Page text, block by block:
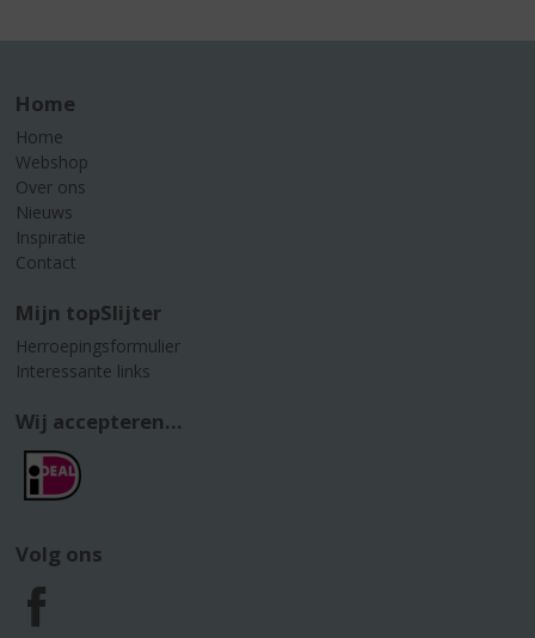
Home
Home
Webshop
Over ons
Nieuws
Inspiratie
Contact
Mijn topSlijter
Herroepingsformulier
Interessante links
Wij accepteren...
Volg ons
F